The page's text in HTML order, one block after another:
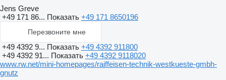
Jens Greve
+49 171 86... Показать +49 171 8650196
Перезвоните мне
+49 4392 9... Показать +49 4392 911800
+49 4392 91... Показать +49 4392 9118020
www.rw.net/mini-homepages/raiffeisen-technik-westkueste-gmbh-
gnutz